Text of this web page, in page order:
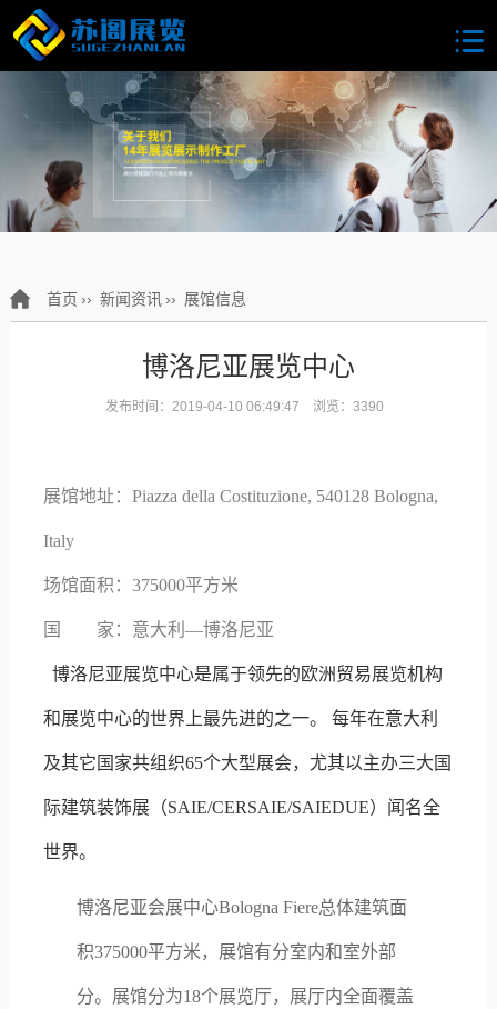
首页 ›› 新闻资讯 ›› 展馆信息
博洛尼亚展览中心
发布时间：2019-04-10 06:49:47 浏览：3390
展馆地址： Piazza della Costituzione, 540128 Bologna,
Italy
场馆面积： 375000平方米
国 家： 意大利—博洛尼亚
博洛尼亚展览中心是属于领先的欧洲贸易展览机构
和展览中心的世界上最先进的之一。 每年在意大利
及其它国家共组织65个大型展会，尤其以主办三大国
际建筑装饰展（SAIE/CERSAIE/SAIEDUE）闻名全
世界。
博洛尼亚会展中心Bologna Fiere总体建筑面
积375000平方米，展馆有分室内和室外部
分。展馆分为18个展览厅，展厅内全面覆盖